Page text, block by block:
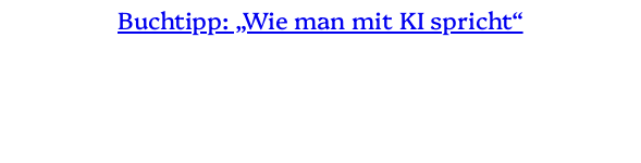
Buchtipp: „Wie man mit KI spricht“